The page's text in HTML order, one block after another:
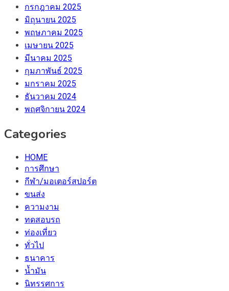
กรกฎาคม 2025
มิถุนายน 2025
พฤษภาคม 2025
เมษายน 2025
มีนาคม 2025
กุมภาพันธ์ 2025
มกราคม 2025
ธันวาคม 2024
พฤศจิกายน 2024
Categories
HOME
การศึกษา
กีฬา/มอเตอร์สปอร์ต
ขนส่ง
ความงาม
ทดสอบรถ
ท่องเที่ยว
ทั่วไป
ธนาคาร
น้ำมัน
นิทรรศการ